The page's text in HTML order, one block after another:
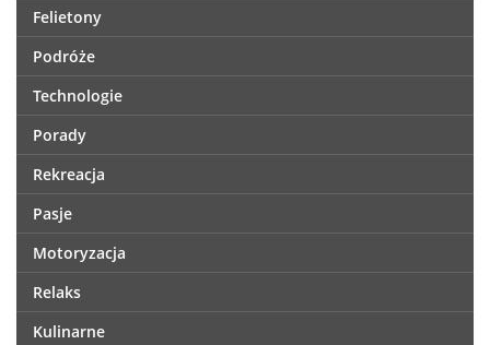
Felietony
Podróże
Technologie
Porady
Rekreacja
Pasje
Motoryzacja
Relaks
Kulinarne